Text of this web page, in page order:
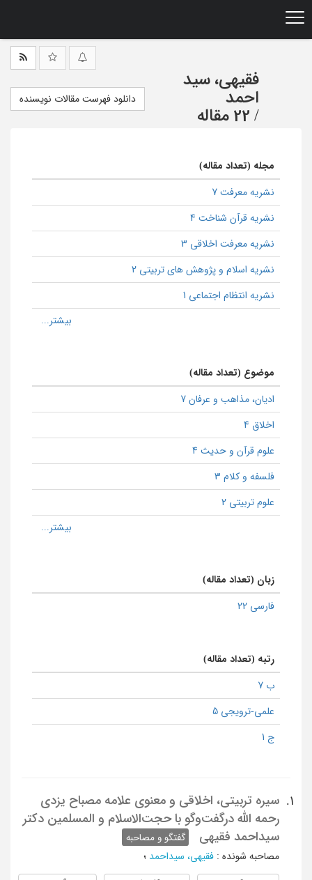
فقیهی، سید
احمد
/ 22 مقاله
دانلود فهرست مقالات نویسنده
مجله (تعداد مقاله)
نشریه معرفت 7
نشریه قرآن شناخت 4
نشریه معرفت اخلاقی 3
نشریه اسلام و پژوهش های تربیتی 2
نشریه انتظام اجتماعی 1
موضوع (تعداد مقاله)
ادیان، مذاهب و عرفان 7
اخلاق 4
علوم قرآن و حدیث 4
فلسفه و کلام 3
علوم تربیتی 2
زبان (تعداد مقاله)
فارسی 22
رتبه (تعداد مقاله)
ب 7
علمی-ترویجی 5
ج 1
1.
سیره تربیتی، اخلاقی و معنوی علامه مصباح یزدی
رحمه الله درگفت‌وگو با حجت‌الاسلام و المسلمین دکتر
سیداحمد فقیهی
گفتگو و مصاحبه
مصاحبه شونده : فقیهی، سیداحمد ؛